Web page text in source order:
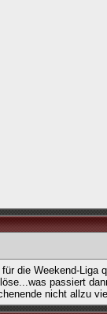
die Weekend-Liga
passiert
nicht allzu